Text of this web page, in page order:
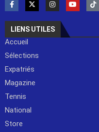
LIENS UTILES
Accueil
Sélections
Expatriés
Magazine
Tennis
National
Store